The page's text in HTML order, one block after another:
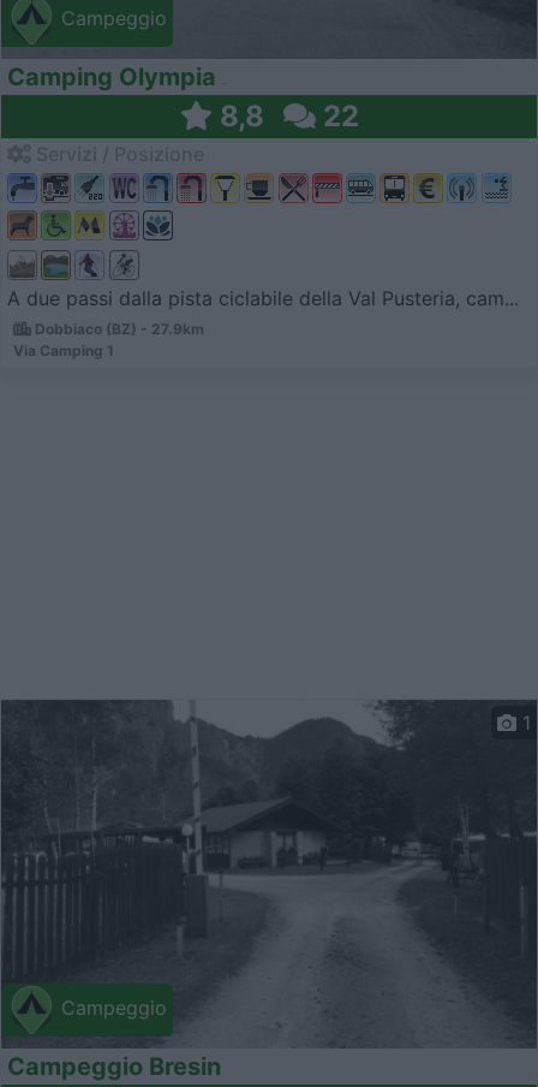
Campeggio
Camping Olympia
8,8 22
A due passi dalla pista ciclabile della Val Pusteria, cam...
Dobbiaco (BZ) - 27.9km
Via Camping 1
Campeggio
1
Campeggio Bresin